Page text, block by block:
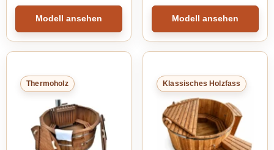
Modell ansehen Modell ansehen
Thermoholz Klassisches Holzfass